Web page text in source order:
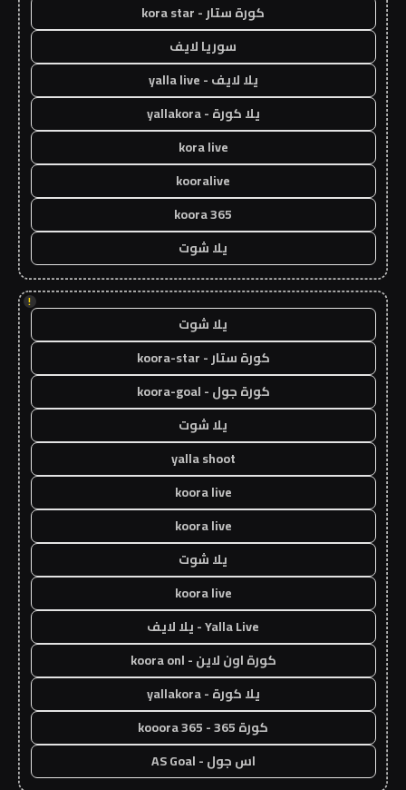
كورة ستار - kora star
سوريا لايف
يلا لايف - yalla live
يلا كورة - yallakora
kora live
kooralive
koora 365
يلا شوت
!
يلا شوت
كورة ستار - koora-star
كورة جول - koora-goal
يلا شوت
yalla shoot
koora live
koora live
يلا شوت
koora live
Yalla Live - يلا لايف
كورة اون لاين - koora onl
يلا كورة - yallakora
كورة 365 - kooora 365
اس جول - AS Goal